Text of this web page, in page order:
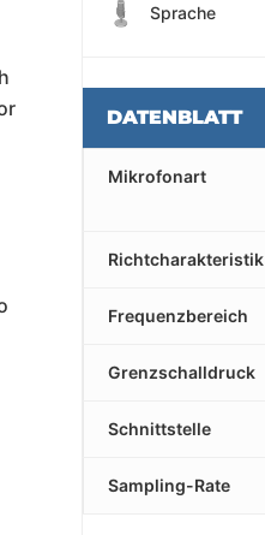
Sprache
DATENBLATT
Mikrofonart
Richtcharakteristik
Frequenzbereich
Grenzschalldruck
Schnittstelle
Sampling-Rate